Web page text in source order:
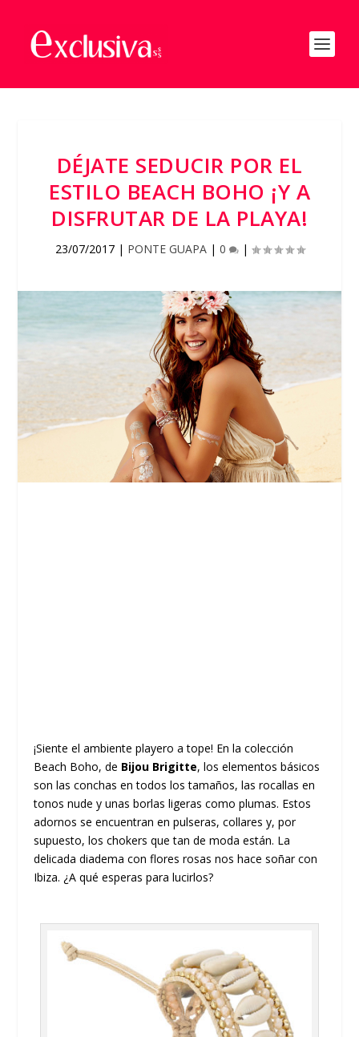
DÉJATE SEDUCIR POR EL
ESTILO BEACH BOHO ¡Y A
DISFRUTAR DE LA PLAYA!
23/07/2017| PONTE GUAPA| 0 |
¡Siente el ambiente playero a tope! En la colección
Beach Boho, de Bijou Brigitte, los elementos básicos
son las conchas en todos los tamaños, las rocallas en
tonos nude y unas borlas ligeras como plumas. Estos
adornos se encuentran en pulseras, collares y, por
supuesto, los chokers que tan de moda están. La
delicada diadema con flores rosas nos hace soñar con
Ibiza. ¿A qué esperas para lucirlos?